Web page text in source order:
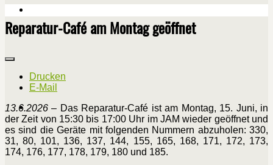
Reparatur-Café am Montag geöffnet
Drucken
E-Mail
13.6.2026 – Das Reparatur-Café ist am Montag, 15. Juni, in
der Zeit von 15:30 bis 17:00 Uhr im JAM wieder geöffnet und
es sind die Geräte mit folgenden Nummern abzuholen: 330,
31, 80, 101, 136, 137, 144, 155, 165, 168, 171, 172, 173,
174, 176, 177, 178, 179, 180 und 185.